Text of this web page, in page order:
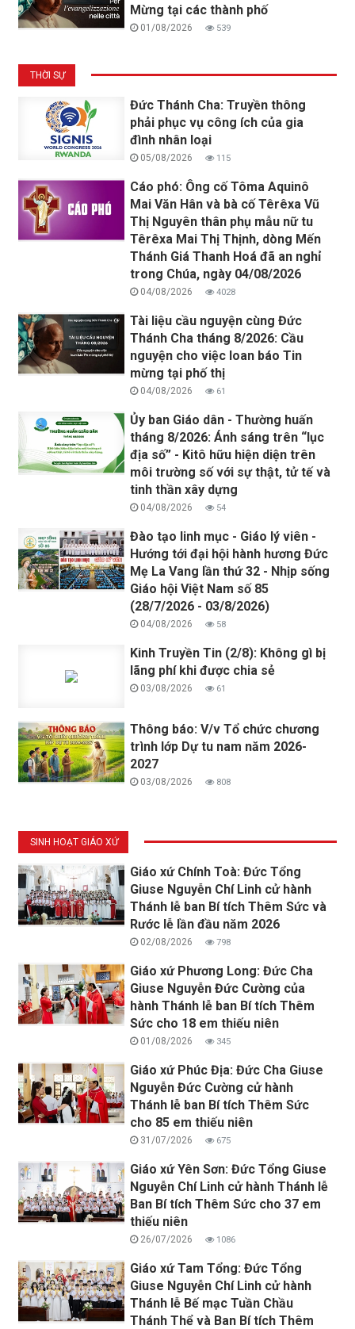
Mừng tại các thành phố
01/08/2026 539
THỜI SỰ
Đức Thánh Cha: Truyền thông
phải phục vụ công ích của gia
đình nhân loại
05/08/2026 115
Cáo phó: Ông cố Tôma Aquinô
Mai Văn Hân và bà cố Têrêxa Vũ
Thị Nguyên thân phụ mẫu nữ tu
Têrêxa Mai Thị Thịnh, dòng Mến
Thánh Giá Thanh Hoá đã an nghỉ
trong Chúa, ngày 04/08/2026
04/08/2026 4028
Tài liệu cầu nguyện cùng Đức
Thánh Cha tháng 8/2026: Cầu
nguyện cho việc loan báo Tin
mừng tại phố thị
04/08/2026 61
Ủy ban Giáo dân - Thường huấn
tháng 8/2026: Ánh sáng trên “lục
địa số” - Kitô hữu hiện diện trên
môi trường số với sự thật, tử tế và
tinh thần xây dựng
04/08/2026 54
Đào tạo linh mục - Giáo lý viên -
Hướng tới đại hội hành hương Đức
Mẹ La Vang lần thứ 32 - Nhịp sống
Giáo hội Việt Nam số 85
(28/7/2026 - 03/8/2026)
04/08/2026 58
Kinh Truyền Tin (2/8): Không gì bị
lãng phí khi được chia sẻ
03/08/2026 61
Thông báo: V/v Tổ chức chương
trình lớp Dự tu nam năm 2026-
2027
03/08/2026 808
SINH HOẠT GIÁO XỨ
Giáo xứ Chính Toà: Đức Tổng
Giuse Nguyễn Chí Linh cử hành
Thánh lễ ban Bí tích Thêm Sức và
Rước lễ lần đầu năm 2026
02/08/2026 798
Giáo xứ Phương Long: Đức Cha
Giuse Nguyễn Đức Cường của
hành Thánh lễ ban Bí tích Thêm
Sức cho 18 em thiếu niên
01/08/2026 345
Giáo xứ Phúc Địa: Đức Cha Giuse
Nguyễn Đức Cường cử hành
Thánh lễ ban Bí tích Thêm Sức
cho 85 em thiếu niên
31/07/2026 675
Giáo xứ Yên Sơn: Đức Tổng Giuse
Nguyễn Chí Linh cử hành Thánh lễ
Ban Bí tích Thêm Sức cho 37 em
thiếu niên
26/07/2026 1086
Giáo xứ Tam Tổng: Đức Tổng
Giuse Nguyễn Chí Linh cử hành
Thánh lễ Bế mạc Tuần Chầu
Thánh Thể và Ban Bí tích Thêm